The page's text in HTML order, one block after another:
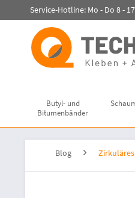
Service-Hotline: Mo - Do 8 -
Butyl- und
Bitumenbänder
Blog